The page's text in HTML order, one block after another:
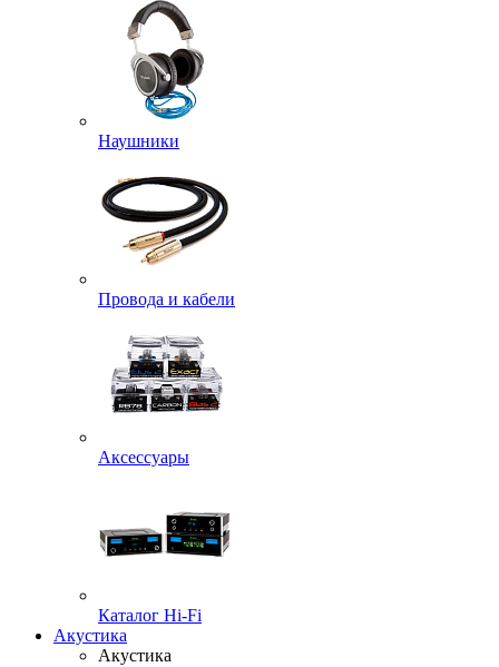
Наушники
Провода и кабели
Аксессуары
Каталог Hi-Fi
Акустика
Акустика